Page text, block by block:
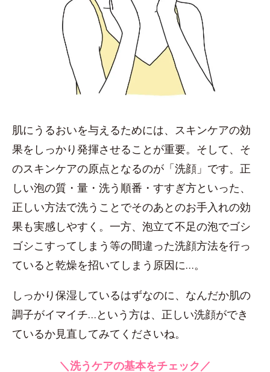
肌にうるおいを与えるためには、スキンケアの効
果をしっかり発揮させることが重要。そして、そ
のスキンケアの原点となるのが「洗顔」です。正
しい泡の質・量・洗う順番・すすぎ方といった、
正しい方法で洗うことでそのあとのお手入れの効
果も実感しやすく。一方、泡立て不足の泡でゴシ
ゴシこすってしまう等の間違った洗顔方法を行っ
ていると乾燥を招いてしまう原因に…。
しっかり保湿しているはずなのに、なんだか肌の
調子がイマイチ…という方は、正しい洗顔ができ
ているか見直してみてくださいね。
＼洗うケアの基本をチェック／